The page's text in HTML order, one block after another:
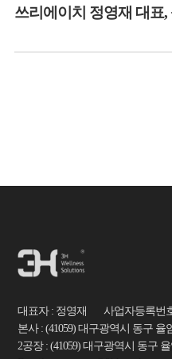
쓰리에이치 정영재 대표,
대표자 : 정영재 사업자등록번
본사 : (41059) 대구광역시 동구 율
2공장 : (41059) 대구광역시 동구